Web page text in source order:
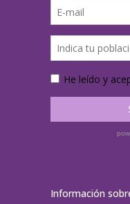
Información